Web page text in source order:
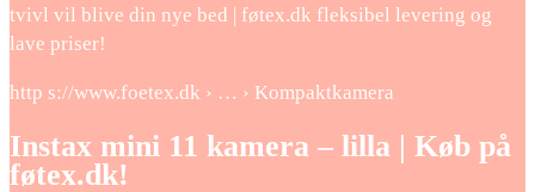
tvivl vil blive din nye bed | føtex.dk fleksibel levering og
lave priser!
http s://www.foetex.dk › … › Kompaktkamera
Instax mini 11 kamera – lilla | Køb på
føtex.dk!